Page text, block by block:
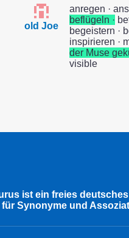
old Joe
anregen ·
beflügeln ·
begeistern ·
inspirieren ·
der Muse
visible
ist ein freies deutsches
Synonyme und